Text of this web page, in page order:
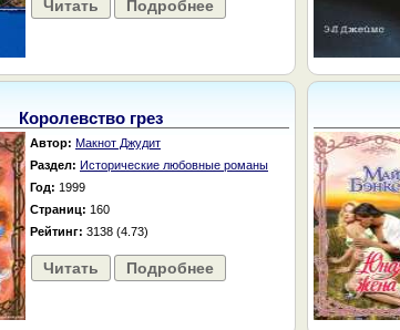
Читать Подробнее
Королевство грез
Автор: Макнот Джудит
Раздел: Исторические любовные романы
Год: 1999
Страниц: 160
Рейтинг: 3138 (4.73)
Читать Подробнее